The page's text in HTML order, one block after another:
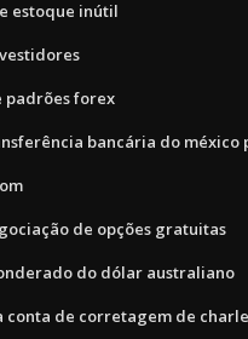
estoque inútil
padrões forex
bancária do méxico
de opções gratuitas
do dólar australiano
conta de corretagem de